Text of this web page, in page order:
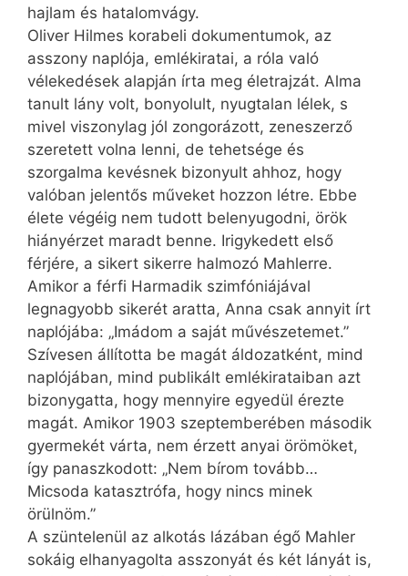
hajlam és hatalomvágy.
Oliver Hilmes korabeli dokumentumok, az
asszony naplója, emlékiratai, a róla való
vélekedések alapján írta meg életrajzát. Alma
tanult lány volt, bonyolult, nyugtalan lélek, s
mivel viszonylag jól zongorázott, zeneszerző
szeretett volna lenni, de tehetsége és
szorgalma kevésnek bizonyult ahhoz, hogy
valóban jelentős műveket hozzon létre. Ebbe
élete végéig nem tudott belenyugodni, örök
hiányérzet maradt benne. Irigykedett első
férjére, a sikert sikerre halmozó Mahlerre.
Amikor a férfi Harmadik szimfóniájával
legnagyobb sikerét aratta, Anna csak annyit írt
naplójába: „Imádom a saját művészetemet.”
Szívesen állította be magát áldozatként, mind
naplójában, mind publikált emlékirataiban azt
bizonygatta, hogy mennyire egyedül érezte
magát. Amikor 1903 szeptemberében második
gyermekét várta, nem érzett anyai örömöket,
így panaszkodott: „Nem bírom tovább…
Micsoda katasztrófa, hogy nincs minek
örülnöm.”
A szüntelenül az alkotás lázában égő Mahler
sokáig elhanyagolta asszonyát és két lányát is,